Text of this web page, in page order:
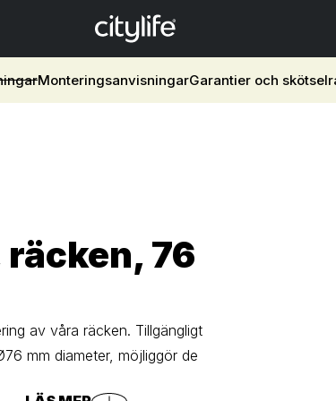
MonteringsanvisningarGarantier och
76
av våra räcken. Tillgängligt
mm diameter, möjliggör de